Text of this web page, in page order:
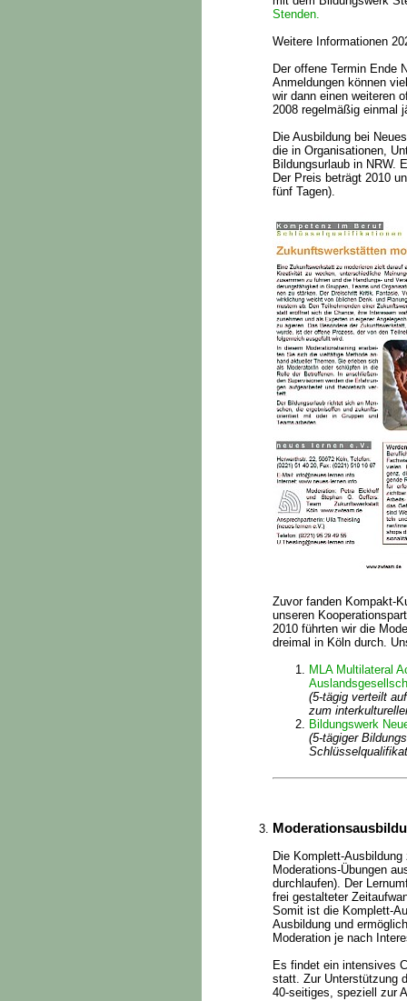
Stenden.
Weitere Informationen
Der offene Termin Ende
Anmeldungen können
wir dann einen weiteren
2008 regelmäßig einmal
Die Ausbildung bei
die in Organisationen,
Bildungsurlaub in NRW.
Der Preis beträgt 2010
fünf Tagen).
Zuvor fanden Kompakt-
unseren
2010 führten wir die
dreimal in Köln durch.
MLA Multilateral
(5-tägig verteilt
zum
Bildungswerk
(5-tägiger
Die Komplett-
Moderations-Übungen
durchlaufen). Der
frei gestalteter
Somit ist die Komplett-
Ausbildung und
Moderation je nach
Es findet ein intensives
statt. Zur Unterstützung
40-seitiges, speziell zur